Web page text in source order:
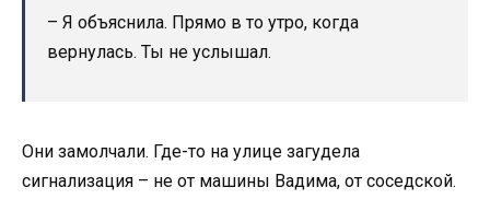
– Я объяснила. Прямо в то утро, когда
вернулась. Ты не услышал.
Они замолчали. Где-то на улице загудела
сигнализация – не от машины Вадима, от соседской.